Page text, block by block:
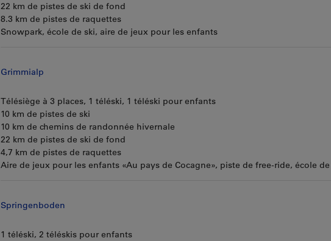
22 km de pistes de ski de fond
8.3 km de pistes de raquettes
Snowpark, école de ski, aire de jeux pour les enfants
Grimmialp
Télésiège à 3 places, 1 téléski, 1 téléski pour enfants
10 km de pistes de ski
10 km de chemins de randonnée hivernale
22 km de pistes de ski de fond
4,7 km de pistes de raquettes
Aire de jeux pour les enfants «Au pays de Cocagne», piste de free-ride, école
Springenboden
1 téléski, 2 téléskis pour enfants